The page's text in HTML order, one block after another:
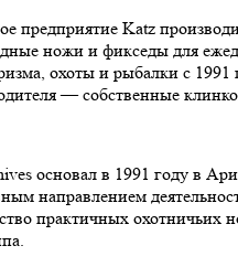
предприятие Katz
ножи и фикседы для
охоты и рыбалки с 1991
— собственные
основал в 1991 году в
направлением
практичных охотничьих